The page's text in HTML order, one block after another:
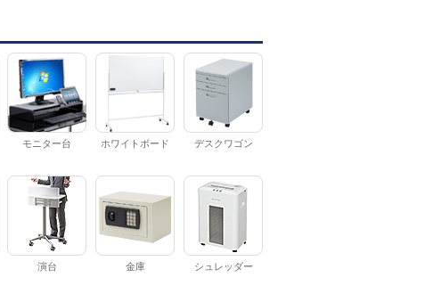
モニター台 ホワイトボード デスクワゴン
演台 金庫 シュレッダー